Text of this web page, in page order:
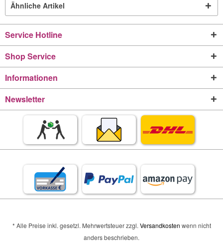
Ähnliche Artikel
Service Hotline
Shop Service
Informationen
Newsletter
* Alle Preise inkl. gesetzl. Mehrwertsteuer zzgl.Versandkosten wenn nicht
anders beschrieben.